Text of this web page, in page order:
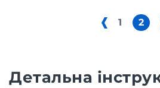
1 2
Детальна